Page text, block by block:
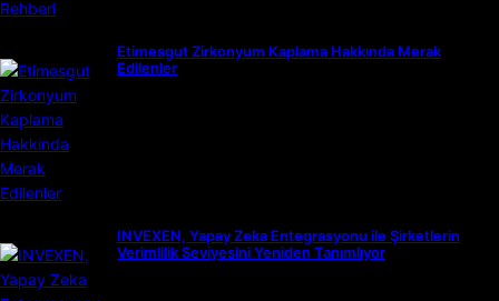
Etimesgut Zirkonyum Kaplama Hakkında Merak
Edilenler
INVEXEN, Yapay Zeka Entegrasyonu ile Şirketlerin
Verimlilik Seviyesini Yeniden Tanımlıyor